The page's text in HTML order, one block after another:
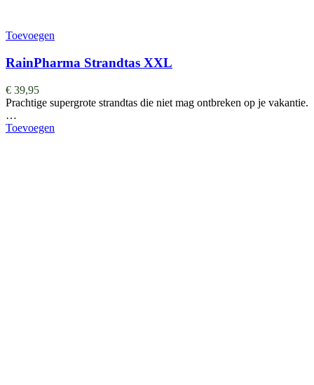
Toevoegen
RainPharma Strandtas XXL
€ 39,95
Prachtige supergrote strandtas die niet mag ontbreken op je vakantie.
…
Toevoegen